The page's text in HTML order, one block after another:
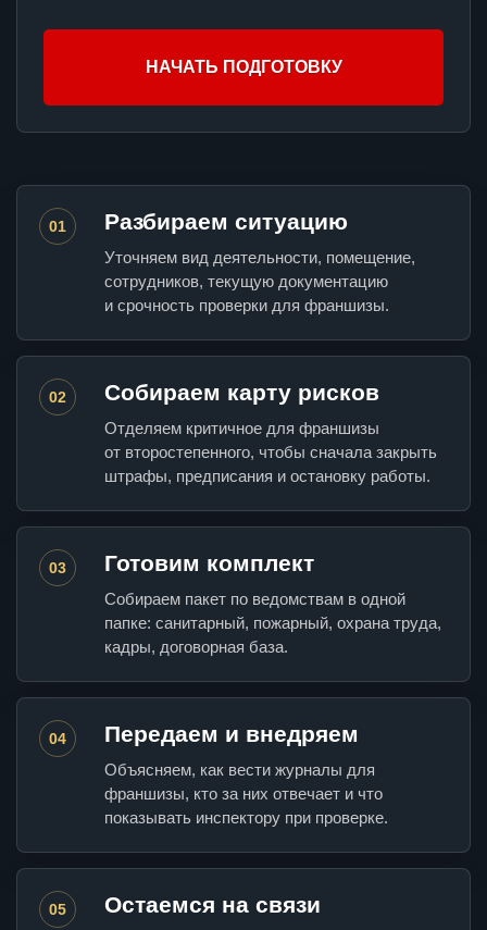
НАЧАТЬ ПОДГОТОВКУ
01 Разбираем ситуацию
Уточняем вид деятельности, помещение,
сотрудников, текущую документацию
и срочность проверки для франшизы.
02 Собираем карту рисков
Отделяем критичное для франшизы
от второстепенного, чтобы сначала закрыть
штрафы, предписания и остановку работы.
03 Готовим комплект
Собираем пакет по ведомствам в одной
папке: санитарный, пожарный, охрана труда,
кадры, договорная база.
04 Передаем и внедряем
Объясняем, как вести журналы для
франшизы, кто за них отвечает и что
показывать инспектору при проверке.
05 Остаемся на связи